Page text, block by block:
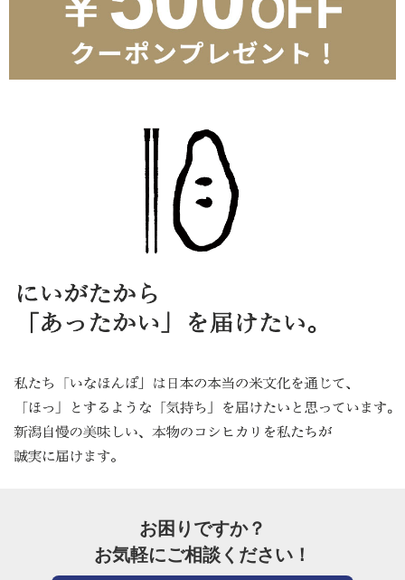
お困りですか？
お気軽にご相談ください！